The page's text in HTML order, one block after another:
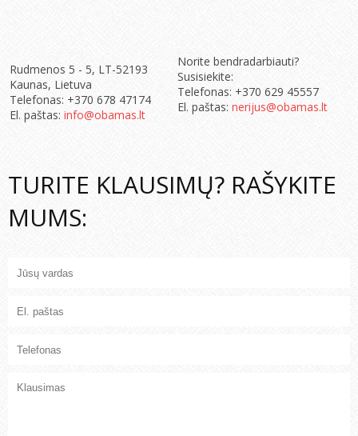
Rudmenos 5 - 5, LT-52193
Kaunas, Lietuva
Telefonas: +370 678 47174
El. paštas: info@obamas.lt
Norite bendradarbiauti?
Susisiekite:
Telefonas: +370 629 45557
El. paštas: nerijus@obamas.lt
TURITE KLAUSIMŲ? RAŠYKITE
MUMS: